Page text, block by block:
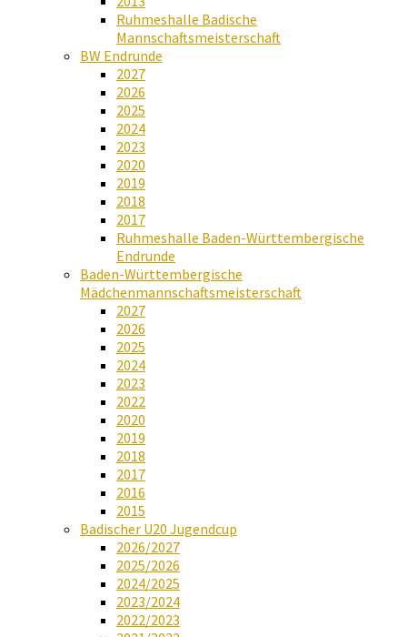
Ruhmeshalle Badische
Mannschaftsmeisterschaft
BW Endrunde
2027
2026
2025
2024
2023
2020
2019
2018
2017
Ruhmeshalle Baden-Württembergische
Endrunde
Baden-Württembergische
Mädchenmannschaftsmeisterschaft
2027
2026
2025
2024
2023
2022
2020
2019
2018
2017
2016
2015
Badischer U20 Jugendcup
2026/2027
2025/2026
2024/2025
2023/2024
2022/2023